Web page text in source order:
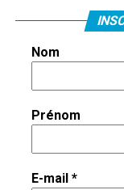
rouge. Au milieu
blanche pour
blancs, un pouce
avance à petits
Nom
Prénom
E-mail *